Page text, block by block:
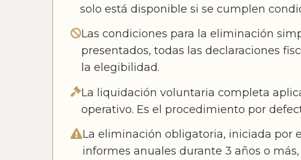
solo está disponible si se cumplen
Las condiciones para la eliminación
presentados, todas las declaraciones
la elegibilidad.
La liquidación voluntaria completa
operativo. Es el procedimiento por
La eliminación obligatoria, iniciada por
informes anuales durante 3 años o